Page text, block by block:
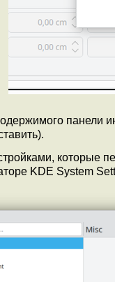
панели
которые
KDE System